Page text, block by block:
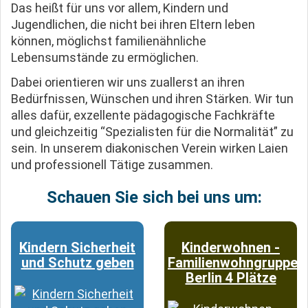
Das heißt für uns vor allem, Kindern und
Jugendlichen, die nicht bei ihren Eltern leben
können, möglichst familienähnliche
Lebensumstände zu ermöglichen.
Dabei orientieren wir uns zuallerst an ihren
Bedürfnissen, Wünschen und ihren Stärken. Wir tun
alles dafür, exzellente pädagogische Fachkräfte
und gleichzeitig “Spezialisten für die Normalität” zu
sein. In unserem diakonischen Verein wirken Laien
und professionell Tätige zusammen.
Schauen Sie sich bei uns um:
Kindern Sicherheit
und Schutz geben
Kinderwohnen -
Familienwohngruppe
Berlin 4 Plätze